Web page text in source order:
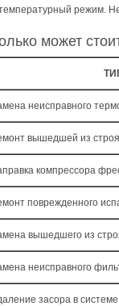
режим.
может
неисправного
вышедшей из
компрессора
поврежденного
вышедшего из
неисправного
засора в системе